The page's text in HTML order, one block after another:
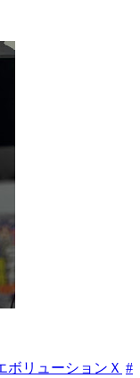
ボリューションＸ #